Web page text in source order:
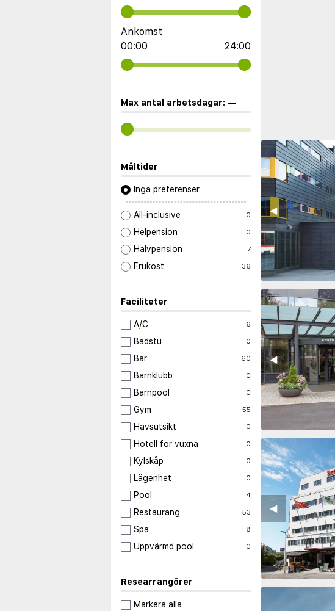
Ankomst
00:00
24:00
Max antal arbetsdagar: —
Måltider
Inga preferenser
All-inclusive 0
Helpension 0
Halvpension 7
Frukost 36
Faciliteter
A/C 6
Badstu 0
Bar 60
Barnklubb 0
Barnpool 0
Gym 55
Havsutsikt 0
Hotell för vuxna 0
Kylskåp 0
Lägenhet 0
Pool 4
Restaurang 53
Spa 8
Uppvärmd pool 0
Researrangörer
Markera alla
◀︎
◀︎
◀︎